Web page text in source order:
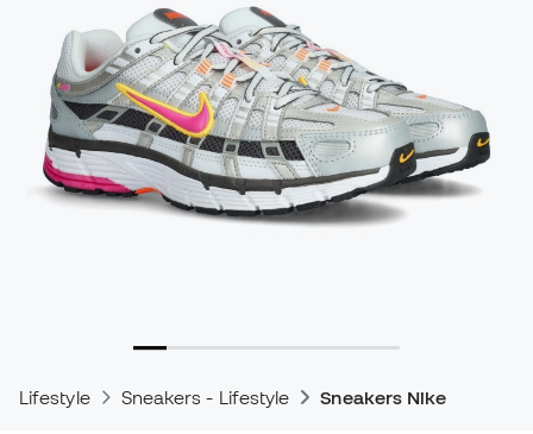
Lifestyle Sneakers - Lifestyle Sneakers Nike